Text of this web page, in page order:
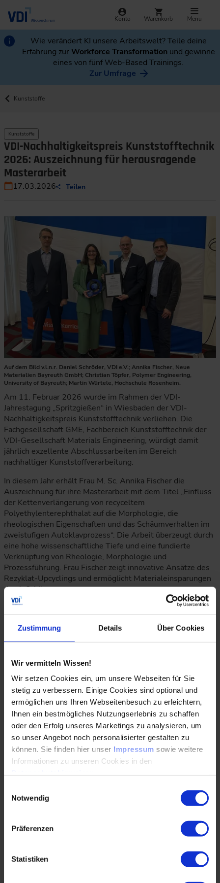
Zustimmung Details Über Cookies
Wir vermitteln Wissen!
Wir setzen Cookies ein, um unsere Webseiten für Sie
stetig zu verbessern. Einige Cookies sind optional und
ermöglichen uns Ihren Webseitenbesuch zu erleichtern,
Ihnen ein bestmögliches Nutzungserlebnis zu schaffen
oder den Erfolg unseres Marketings zu analysieren, um
so unser Angebot noch personalisierter gestalten zu
können. Sie finden hier unser Impressum sowie weitere
Informationen zu unseren Cookies in den
Notwendig
Präferenzen
Statistiken
Konto Warenkorb Menü
Wie verändert KI unsere Arbeitswelt? Teile deine
Erfahrung zurWorkforce Transformation und gewinne
eines von fünf Web-Based Trainings.
Zur Umfrage
Kunststoffe
Kunststoffe
VDI-Nachhaltigkeitspreis Kunststofftechnik
2026: Auszeichnung für herausragende
Masterarbeit
17.03.2026 Teilen
Auf dem Bild v.l.n.r. Daniel Schröder, VDI e.V.; Annika Fischer, Neue
Materialien Bayreuth GmbH; Christian Töpfer, Polymer Engineering,
University of Bayreuth; Martin Würtele, Hochschule Rosenheim.
Am 11. Februar 2026 wurde im Rahmen der VDI-
Jahrestagung „Spritzgießen“ in Wiesbaden der VDI-
Nachhaltigkeitspreis Kunststofftechnik verliehen. Die
Fachgesellschaft GME, Fachbereich Kunststofftechnik der
VDI-Gesellschaft Materials Engineering, würdigt damit
jährlich exzellente Abschlussarbeiten im Bereich
nachhaltiger Kunststoffverarbeitung.
In diesem Jahr erhält Frau M. Sc. Annika Fischer die
Auszeichnung für ihre Masterarbeit mit dem Titel „Einfluss
der Kettenverlängerung von recyceltem
Polyethylenterephthalat auf die Morphologie, die
rheologischen Eigenschaften und das Schäumverhalten im
zweistufigen Autoklavprozess“. Die Arbeit überzeugt durch
eine hohe wissenschaftliche Tiefe und eine fundierte
Verknüpfung von Rheologie, Morphologie und
Prozessführung. Frau Fischer zeigt innovative Ansätze des
Rezyklat-Upcyclings und ermöglicht Materialeinsparungen
durch Schäumen.
Die skalierbare Kettenverlängerung von recyceltem PET
Potenzial für die nachhaltige Weiterentwicklung der
Kunststoffverarbeitung. Die quantitative Bewertung der
Möglichkeiten für zukünftige Vertiefungen und praxisnahe
Anwendungen.
Mit der Verleihung des VDI-Nachhaltigkeitspreises
unterstreicht die Fachgesellschaft GME die Bedeutung
wissenschaftlicher Arbeiten für die nachhaltige
Transformation der Kunststofftechnik und fördert den
Austausch zwischen Forschung und Industrie.
Diskutieren Sie mit renommierten Experten der
TPE-Industrie, welche Zukunft thermoplastische